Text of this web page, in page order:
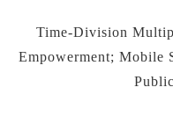
Time-Division
Empowerment; Mobile